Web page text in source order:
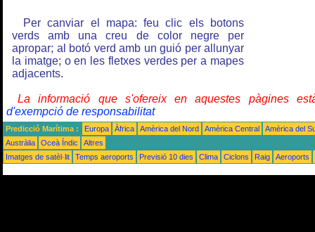
Per canviar el mapa: feu clic els botons
verds amb una creu de color negre per
apropar; al botó verd amb un guió per allunyar
la imatge; o en les fletxes verdes per a mapes
adjacents.
La informació que s'ofereix en aquestes pàgines
d'exempció de responsabilitat
Predicció Marítima : Europa Àfrica Amèrica del Nord Amèrica Central
Amèrica del
Austràlia
Oceà Índic
Altres
Imatges de satèl·lit
Temps aeroports Previsió 10 dies Clima Ciclons Raig Aeroports